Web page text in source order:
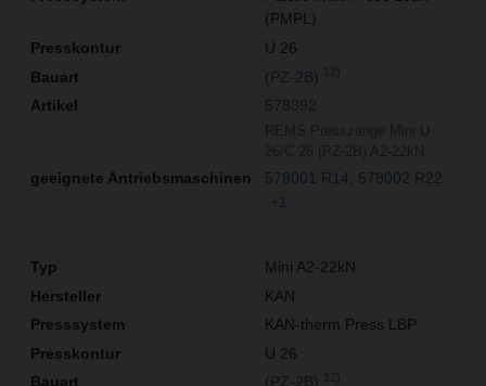
(PMPL)
U 26
(PZ-2B)
12)
578392
578001 R14
578002 R22
+1
Mini A2-22kN
KAN
KAN-therm Press LBP
U 26
(PZ-2B)
12)